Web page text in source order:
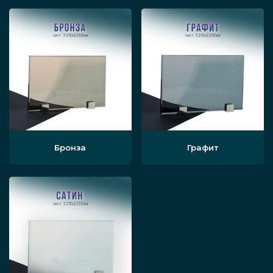
острых осколков. На их гладкой
поверхности почти не задерживаются
загрязнения.
Возможность использования разных
вариантов отделки и декора
стеклянных ограждений. При
создании таких видов стен в
комбинации со стеклом часто
например, дерево, нержавеющая
сталь и другие металлы.
Бронза Графит